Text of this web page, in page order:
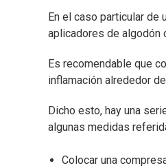
En el caso particular
aplicadores de algodón
Es recomendable que
inflamación alrededor
Dicho esto, hay una
algunas medidas
Colocar una